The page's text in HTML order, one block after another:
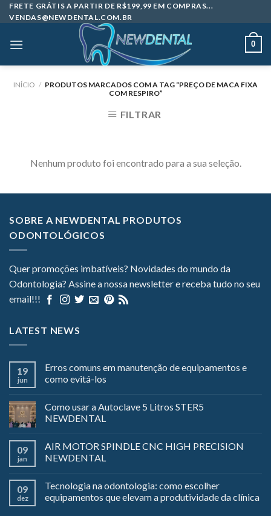
Skip
to
FRETE GRÁTIS A PARTIR DE R$199,99 EM COMPRAS...
VENDAS@NEWDENTAL.COM.BR
0
INÍCIO / PRODUTOS MARCADOS COM A TAG “PREÇO DE MACA FIXA
COM RESPIRO”
FILTRAR
Nenhum produto foi encontrado para a sua seleção.
SOBRE A NEWDENTAL PRODUTOS
ODONTOLÓGICOS
Quer promoções imbatíveis? Novidades do mundo da
Odontologia? Assine a nossa newsletter e receba tudo no seu
email!!!
LATEST NEWS
19
jun
Erros comuns em manutenção de equipamentos e
como evitá-los
Como usar a Autoclave 5 Litros STER5
NEWDENTAL
09
jan
AIR MOTOR SPINDLE CNC HIGH PRECISION
NEWDENTAL
09
dez
Tecnologia na odontologia: como escolher
equipamentos que elevam a produtividade da clínica